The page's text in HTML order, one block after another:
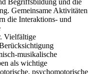
Begriffsbildung und die
Gemeinsame Aktivitäten
die Interaktions- und
Vielfältige
musikalische
als wichtige
psychomotorische